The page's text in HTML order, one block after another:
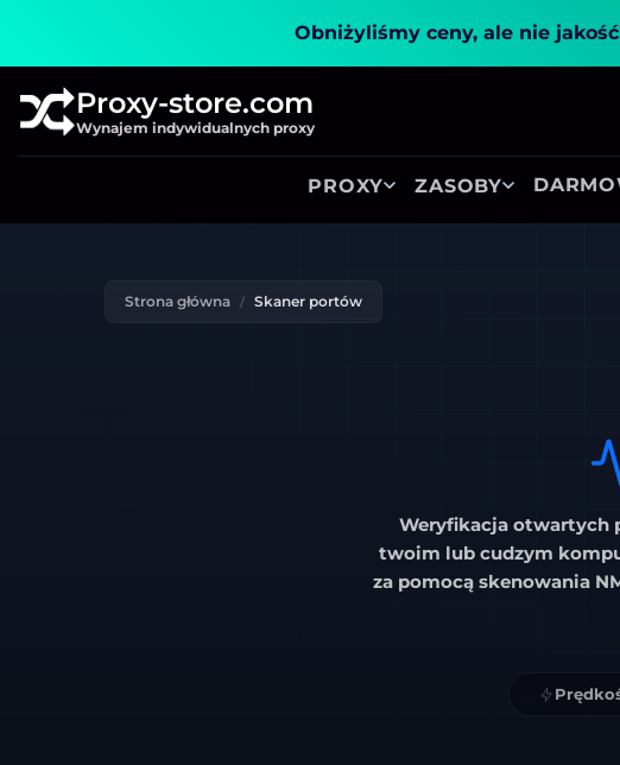
Obniżyliśmy ceny, ale nie
Proxy-store.com
Wynajem indywidualnych proxy
PROXY ZASOBY
Strona główna Skaner portów
Weryfikacja otwartych
twoim lub cudzym
za pomocą skenowania